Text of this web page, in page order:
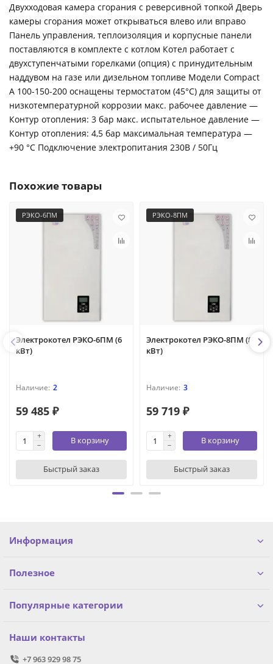
Двухходовая камера сгорания с реверсивной топкой Дверь
камеры сгорания может открываться влево или вправо
Панель управления, теплоизоляция и корпусные панели
поставляются в комплекте с котлом Котел работает c
двухступенчатыми горелками (опция) с принудительным
наддувом на газе или дизельном топливе Модели Compact
A 100-150-200 оснащены термостатом (45°С) для защиты от
низкотемпературной коррозии макс. рабочее давление —
Контур отопления: 3 бар макс. испытательное давление —
Контур отопления: 4,5 бар максимальная температура —
+90 °C Подключение электропитания 230В / 50Гц
Похожие товары
РЭКО-6ПМ
Электрокотел РЭКО-6ПМ (6
кВт)
2
59 485 ₽
В корзину
Быстрый заказ
РЭКО-8ПМ
Электрокотел РЭКО-8ПМ (8
кВт)
3
59 719 ₽
В корзину
Быстрый заказ
Информация
Полезное
Популярные категории
Наши контакты
+7 963 929 98 75